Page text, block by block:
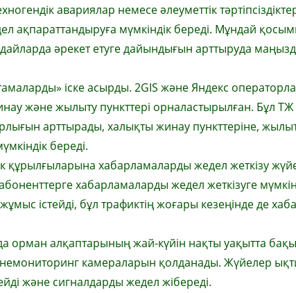
авариялар немесе әлеуметтік
ақпараттандыруға мүмкіндік береді. Мұндай
әрекет етуге дайындығын арттыруда
іске асырды. 2GIS және Яндекс
және жылыту пункттері орналастырылған. Бұл ТЖ
арттырады, халықты жинау пункттеріне,
береді.
хабарламаларды жедел жеткізу
абоненттерге хабарламаларды жедел жеткізуге
істейді, бұл трафиктің жоғары кезеңінде де
алқаптарының жай-күйін нақты уақытта
камераларын қолданады. Жүйелер
және сигналдарды жедел жібереді.